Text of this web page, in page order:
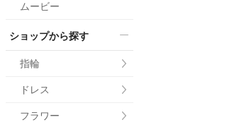
ムービー
ショップから探す
指輪
ドレス
フラワー